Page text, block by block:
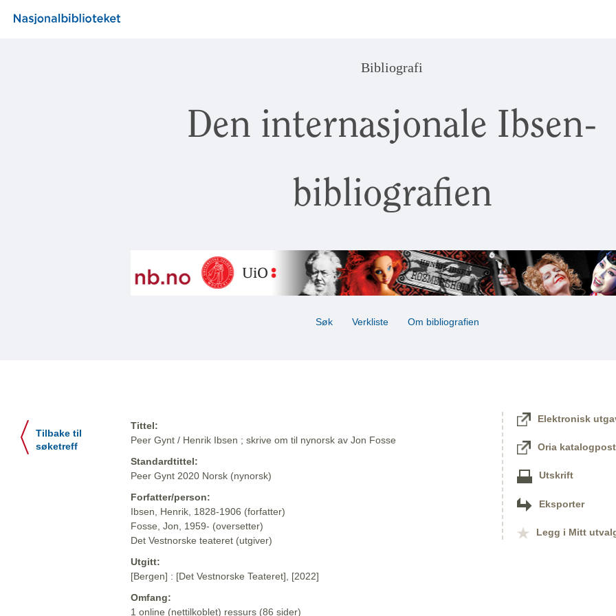
Bibliografi
Den internasjonale Ibsen-
bibliografien
Søk Verkliste Om bibliografien
Tilbake til
søketreff
Tittel:
Peer Gynt / Henrik Ibsen ; skrive om til nynorsk av Jon Fosse
Standardtittel:
Peer Gynt 2020 Norsk (nynorsk)
Forfatter/person:
Ibsen, Henrik, 1828-1906 (forfatter)
Fosse, Jon, 1959- (oversetter)
Det Vestnorske teateret (utgiver)
Utgitt:
[Bergen] : [Det Vestnorske Teateret], [2022]
Omfang:
1 online (nettilkoblet) ressurs (86 sider)
Elektronisk
Oria katalogpost
Utskrift
Eksporter
Legg i Mitt